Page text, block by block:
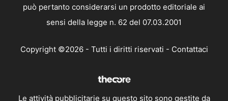
può pertanto considerarsi un prodotto editoriale ai
sensi della legge n. 62 del 07.03.2001
Copyright ©2026 - Tutti i diritti riservati - Contattaci
Le attività pubblicitarie su questo sito sono gestite da